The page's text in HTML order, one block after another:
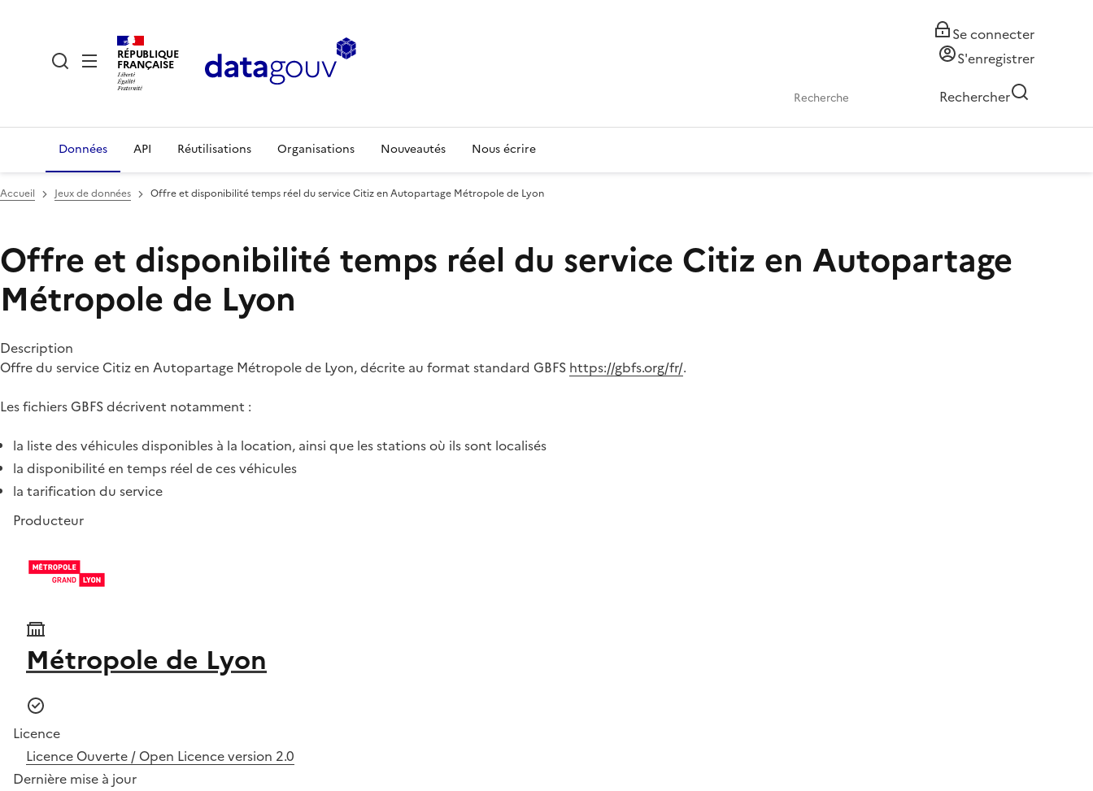
RÉPUBLIQUE
FRANÇAISE
Se connecter
S'enregistrer
Rechercher
Données API Réutilisations Organisations Nouveautés Nous écrire
Accueil Jeux de données Offre et disponibilité temps réel du service Citiz en Autopartage Métropole de Lyon
Offre et disponibilité temps réel du service Citiz en Autopartage
Métropole de Lyon
Description
Offre du service Citiz en Autopartage Métropole de Lyon, décrite au format standard GBFS https://gbfs.org/fr/.
Les fichiers GBFS décrivent notamment :
la liste des véhicules disponibles à la location, ainsi que les stations où ils sont localisés
la disponibilité en temps réel de ces véhicules
la tarification du service
Producteur
Métropole de Lyon
Licence
Licence Ouverte / Open Licence version 2.0
Dernière mise à jour